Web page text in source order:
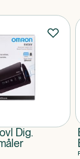
40 ° C,
Dig.